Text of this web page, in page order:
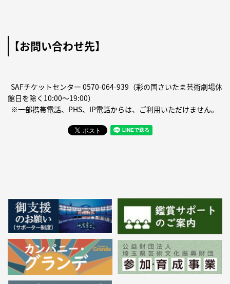
【お問い合わせ先】
SAFチケットセンター 0570-064-939 （彩の国さいたま芸術劇場休
館日を除く10:00〜19:00）
※一部携帯電話、PHS、IP電話からは、ご利用いただけません。